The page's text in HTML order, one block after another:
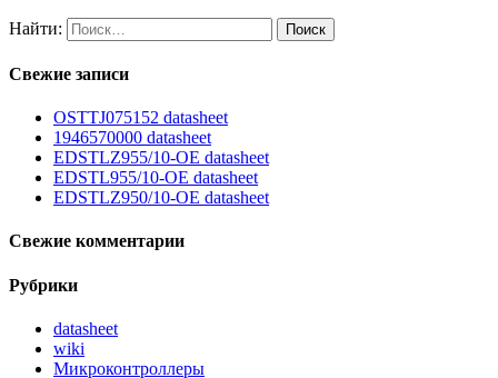
Найти:
Свежие записи
OSTTJ075152 datasheet
1946570000 datasheet
EDSTLZ955/10-OE datasheet
EDSTL955/10-OE datasheet
EDSTLZ950/10-OE datasheet
Свежие комментарии
Рубрики
datasheet
wiki
Микроконтроллеры